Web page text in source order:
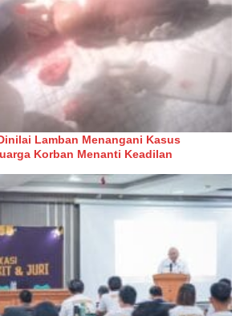
Lamban Menangani Kasus
Korban Menanti Keadilan